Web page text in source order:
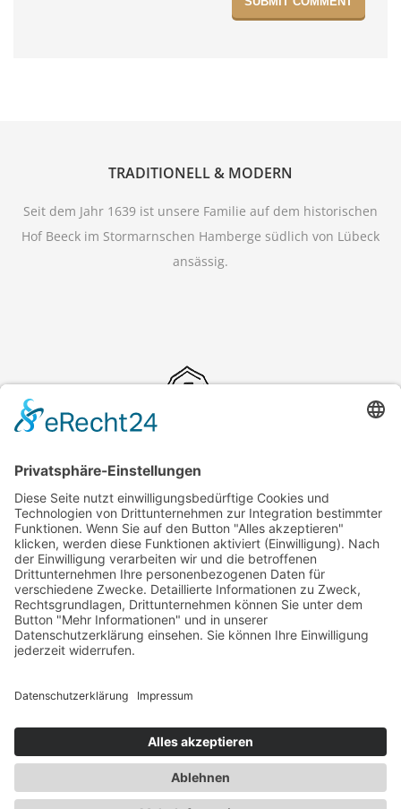
TRADITIONELL & MODERN
Seit dem Jahr 1639 ist unsere Familie auf dem historischen
Hof Beeck im Stormarnschen Hamberge südlich von Lübeck
ansässig.
KONTAKT
Adresse:Spargelhof Beeck
23619 Hamberge
Telefon:0451 / 89 13 48
E-Mail:info@spargelhof-beeck.de